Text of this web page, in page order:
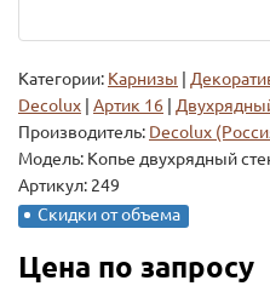
Категории: Карнизы
Decolux
Артик 16
Производитель: Decolux
Модель: Копье двухрядный
Артикул: 249
Скидки от объема
Цена по запросу